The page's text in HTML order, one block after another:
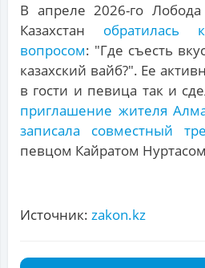
В апреле 2026-го
Казахстан
вопросом: "Где съесть
казахский вайб?". Ее
в гости и певица так и
приглашение жителя
записала совместный
певцом Кайратом
Источник: zakon.kz